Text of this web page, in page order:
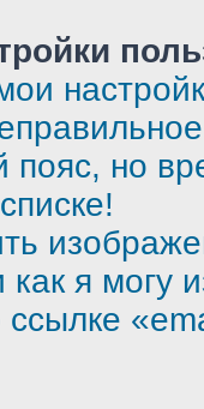
пояс, но
я могу